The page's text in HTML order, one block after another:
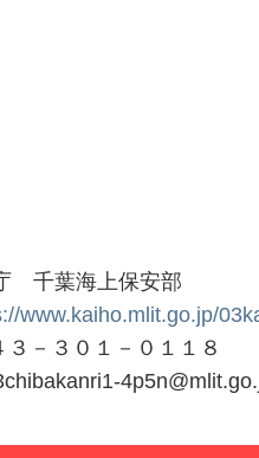
千葉海上保安部
www.kaiho.mlit.go.jp/
３－３０１－０１１８